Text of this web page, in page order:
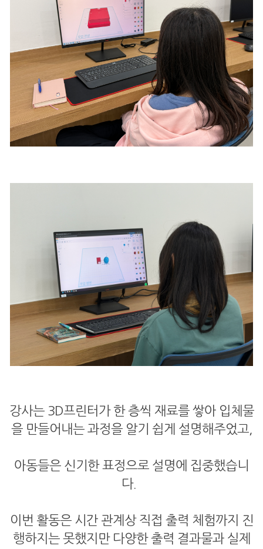
강사는 3D프린터가 한 층씩 재료를 쌓아 입체물
을 만들어내는 과정을 알기 쉽게 설명해주었고,
아동들은 신기한 표정으로 설명에 집중했습니
다.
이번 활동은 시간 관계상 직접 출력 체험까지 진
행하지는 못했지만 다양한 출력 결과물과 실제